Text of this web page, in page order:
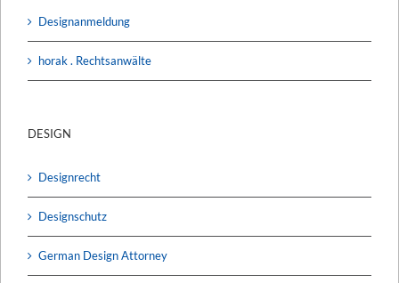
Designanmeldung
horak . Rechtsanwälte
DESIGN
Designrecht
Designschutz
German Design Attorney